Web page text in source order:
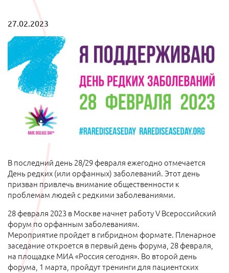
27.02.2023
В последний день 28/29 февраля ежегодно отмечается
День редких (или орфанных) заболеваний. Этот день
призван привлечь внимание общественности к
проблемам людей с редкими заболеваниями.
28 февраля 2023 в Москве начнет работу V Всероссийский
форум по орфанным заболеваниям.
Мероприятие пройдет в гибридном формате. Пленарное
заседание откроется в первый день форума, 28 февраля,
на площадке МИА «Россия сегодня». Во второй день
форума, 1 марта, пройдут тренинги для пациентских